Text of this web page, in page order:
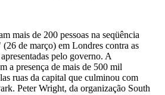
mais de 200 pessoas na seqüência
de março) em Londres contra as
pelo governo. A
a presença de mais de 500 mil
ruas da capital que culminou com
Peter Wright, da organização South